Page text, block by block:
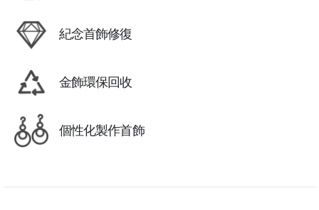
紀念首飾修復
金飾環保回收
個性化製作首飾